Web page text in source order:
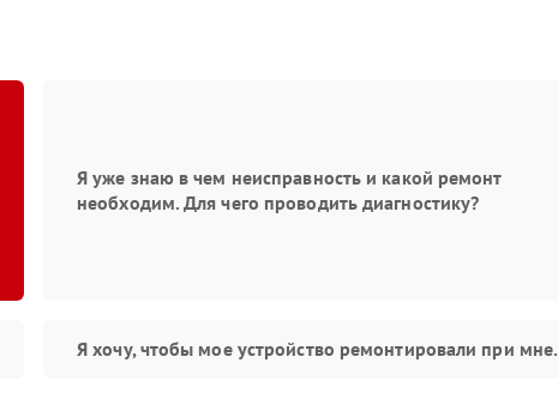
Я уже знаю в чем неисправность и какой ремонт
необходим. Для чего проводить диагностику?
Я хочу, чтобы мое устройство ремонтировали при мне.